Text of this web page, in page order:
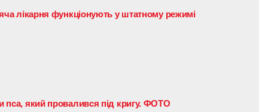
лікарня функціонують у штатному режимі
пса, який провалився під кригу. ФОТО